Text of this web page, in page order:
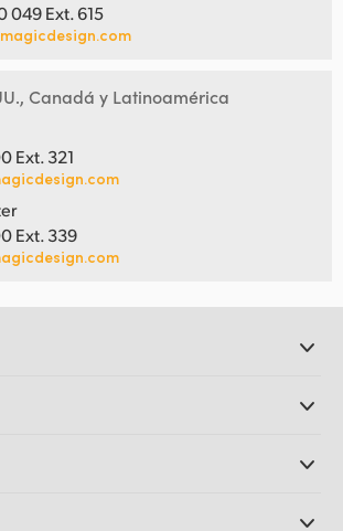
049 Ext. 615
Canadá y Latinoamérica
Ext. 321
Ext. 339